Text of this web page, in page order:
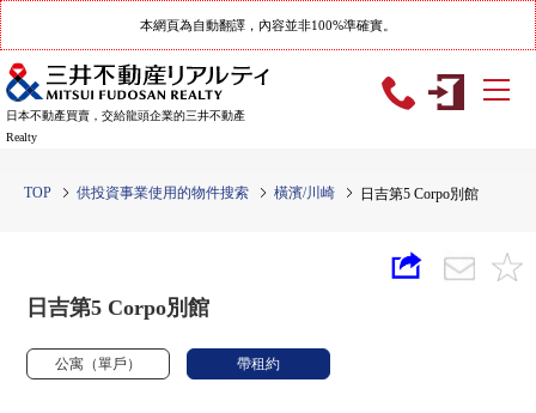
本網頁為自動翻譯，內容並非100%準確實。
日本不動產買賣，交給龍頭企業的三井不動產
Realty
TOP 供投資事業使用的物件搜索 橫濱/川崎 日吉第5 Corpo別館
日吉第5 Corpo別館
公寓（單戶） 帶租約